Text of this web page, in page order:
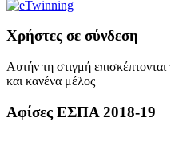
Χρήστες σε σύνδεση
Αυτήν τη στιγμή
και κανένα μέλος
Αφίσες ΕΣΠΑ 2018-19